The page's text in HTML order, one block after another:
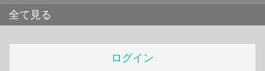
全て見る
ログイン